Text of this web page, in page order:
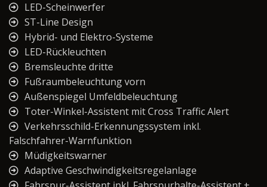
LED-Scheinwerfer
ST-Line Design
Hybrid- und Elektro-Systeme
LED-Rückleuchten
Bremsleuchte dritte
Fußraumbeleuchtung vorn
Außenspiegel Umfeldbeleuchtung
Toter-Winkel-Assistent mit Cross Traffic Alert
Verkehrsschild-Erkennungssystem inkl.
Falschfahrer-Warnfunktion
Müdigkeitswarner
Adaptive Geschwindigkeitsregelanlage